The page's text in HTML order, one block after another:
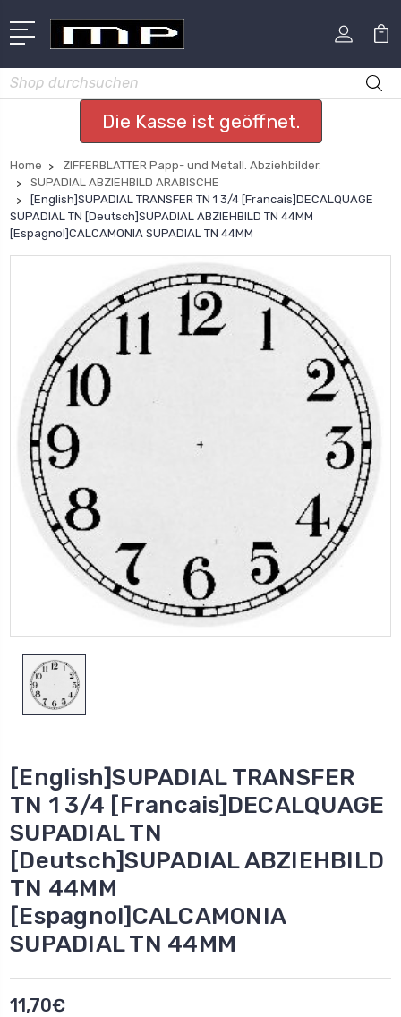
Suchen
Die Kasse ist geöffnet.
Home
ZIFFERBLATTER Papp- und Metall. Abziehbilder.
SUPADIAL ABZIEHBILD ARABISCHE
[English]SUPADIAL TRANSFER TN 1 3/4 [Francais]DECALQUAGE
SUPADIAL TN [Deutsch]SUPADIAL ABZIEHBILD TN 44MM
[Espagnol]CALCAMONIA SUPADIAL TN 44MM
[English]SUPADIAL TRANSFER
TN 1 3/4 [Francais]DECALQUAGE
SUPADIAL TN
[Deutsch]SUPADIAL ABZIEHBILD
TN 44MM
[Espagnol]CALCAMONIA
SUPADIAL TN 44MM
11,70€